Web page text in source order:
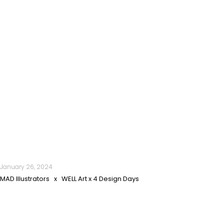
January 26, 2024
MAD Illustrators x WELL Art x 4 Design Days